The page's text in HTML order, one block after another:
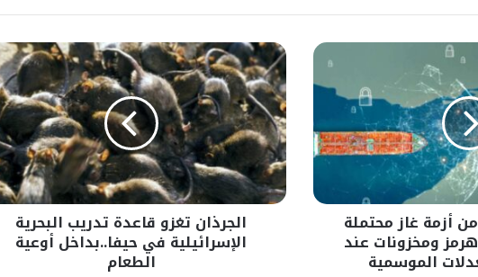
أزمة غاز محتملة
ومخزونات عند
الموسمية
الجرذان
تغزو
قاعدة
تدريب
البحرية
الإسرائيلية
في
حيفا..بداخل
أوعية
الجرذان تغزو قاعدة تدريب البحرية
الإسرائيلية في حيفا..بداخل أوعية
الطعام